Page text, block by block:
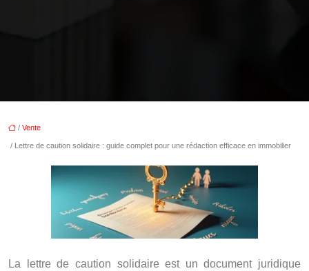
/ Vente
/ Lettre de caution solidaire : guide complet pour une rédaction efficace en immobilier
La lettre de caution solidaire est un document juridique